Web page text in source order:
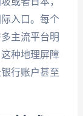
入口。每个
主流平台明
种地理屏障
行账户甚至